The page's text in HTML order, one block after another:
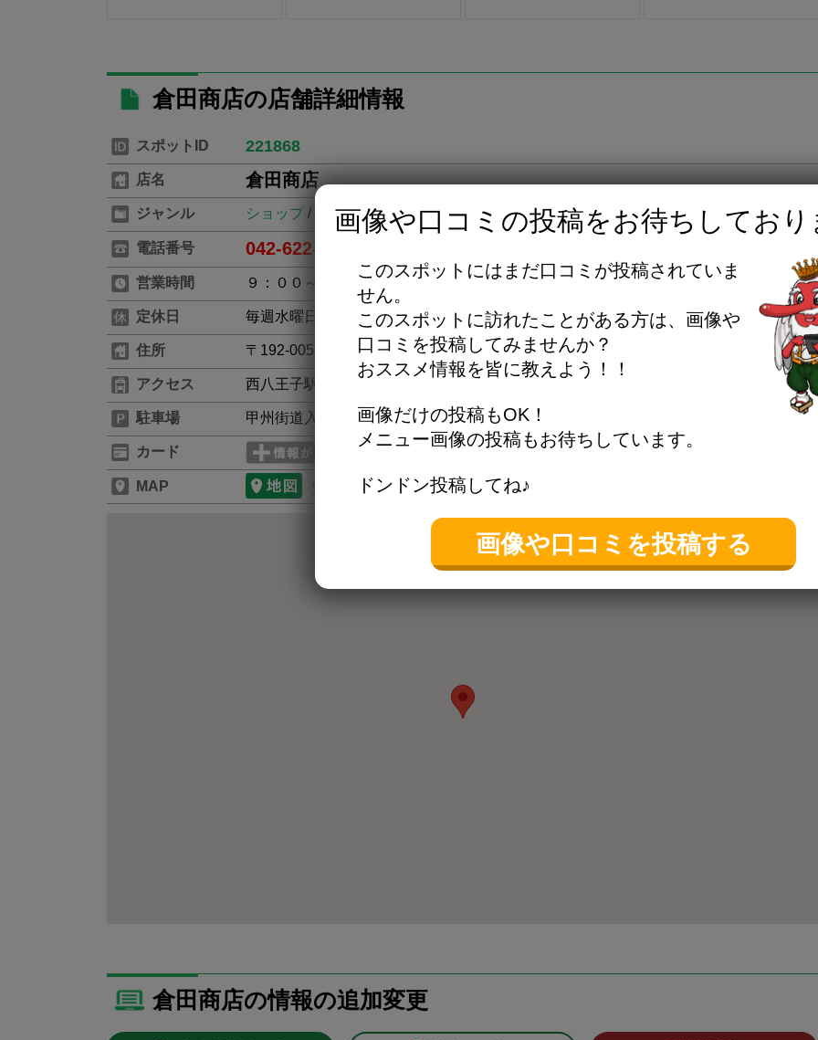
倉田商店の店舗詳細情報
スポットID 221868
店名 倉田商店
ジャンル ショップ / 質屋
電話番号 042-622-1868
営業時間 ９：００～１９：００
定休日 毎週水曜日・第一第三木曜日
住所 〒192-0055 東京都八王子市八木町４−５
アクセス 西八王子駅[北口]から徒歩約12分
駐車場 甲州街道入口側に４台・裏道の光明保育園前に１台
カード
MAP 別のタブで開きます 位置情報を更新する
倉田商店の情報の追加変更
画像や口コミの投稿をお待ちしており
このスポットにはまだ口コミが投稿されていま
せん。
このスポットに訪れたことがある方は、画像や
口コミを投稿してみませんか？
おススメ情報を皆に教えよう！！
画像だけの投稿もOK！
メニュー画像の投稿もお待ちしています。
ドンドン投稿してね♪
画像や口コミを投稿する